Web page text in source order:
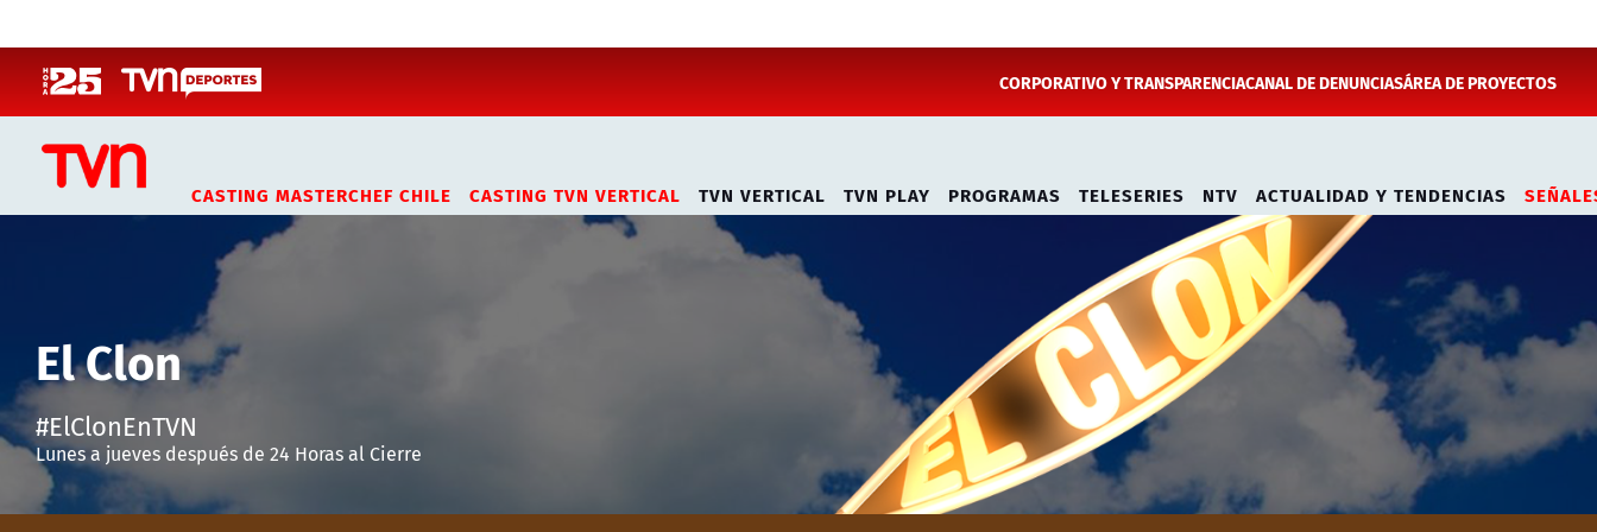
CORPORATIVO Y TRANSPARENCIACANAL DE DENUNCIASÁREA DE PROYECTOS
CASTING MASTERCHEF CHILE CASTING TVN VERTICAL TVN VERTICAL TVN PLAY PROGRAMAS TELESERIES NTV ACTUALIDAD Y TENDENCIAS
El Clon
#ElClonEnTVN
Lunes a jueves después de 24 Horas al Cierre